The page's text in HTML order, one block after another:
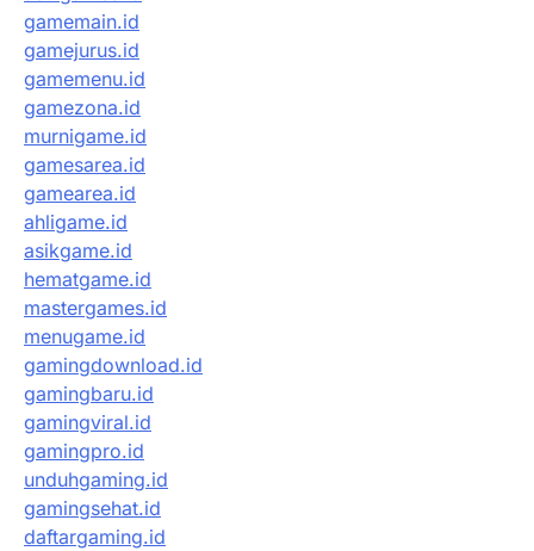
gamemain.id
gamejurus.id
gamemenu.id
gamezona.id
murnigame.id
gamesarea.id
gamearea.id
ahligame.id
asikgame.id
hematgame.id
mastergames.id
menugame.id
gamingdownload.id
gamingbaru.id
gamingviral.id
gamingpro.id
unduhgaming.id
gamingsehat.id
daftargaming.id